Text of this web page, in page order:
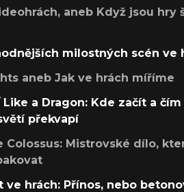
aneb Když jsou hry
milostných scén ve
aneb Jak ve hrách míříme
Like a Dragon: Kde začít a čím
překvapí
Colossus: Mistrovské dílo,
ve hrách: Přínos, nebo